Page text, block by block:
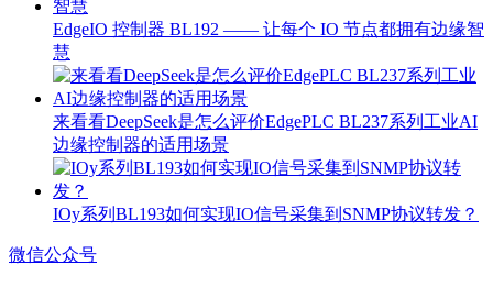
EdgeIO 控制器 BL192 —— 让每个 IO 节点都拥有边缘智
慧
来看看DeepSeek是怎么评价EdgePLC BL237系列工业AI
边缘控制器的适用场景
IOy系列BL193如何实现IO信号采集到SNMP协议转发？
微信公众号